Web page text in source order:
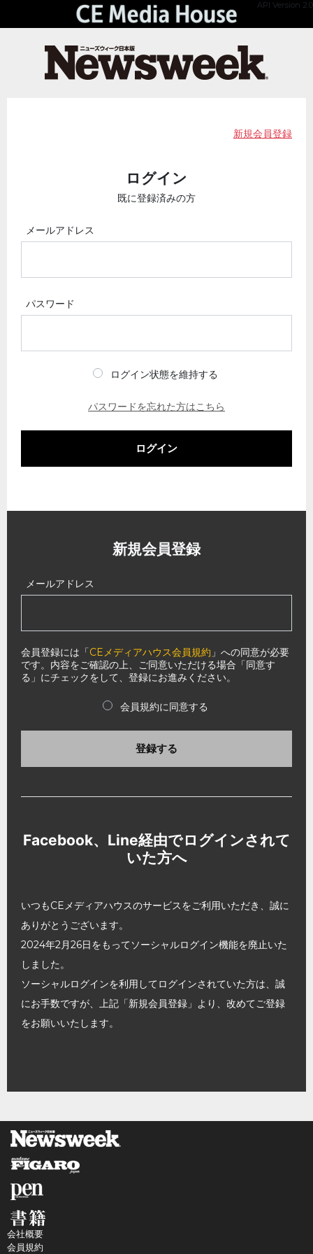
API Version 2.0
新規会員登録
ログイン
既に登録済みの方
メールアドレス
パスワード
ログイン状態を維持する
パスワードを忘れた方はこちら
ログイン
新規会員登録
メールアドレス
会員登録には「CEメディアハウス会員規約 」への同意が必要
です。内容をご確認の上、ご同意いただける場合「同意す
る」にチェックをして、登録にお進みください。
会員規約に同意する
登録する
Facebook、Line経由でログインされて
いた方へ
いつもCEメディアハウスのサービスをご利用いただき、誠に
ありがとうございます。
2024年2月26日をもってソーシャルログイン機能を廃止いた
しました。
ソーシャルログインを利用してログインされていた方は、誠
にお手数ですが、上記「新規会員登録」より、改めてご登録
をお願いいたします。
会社概要
会員規約